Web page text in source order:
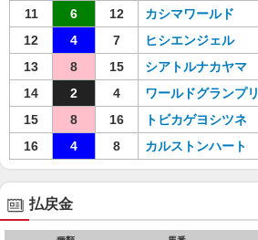
11
6 12 カシマワールド
12
4 7 ヒシエンジェル
13
8 15 シアトルナカヤマ
14
2 4 ワールドグランプリ
15
8 16 トビカゲヨシツネ
16
4 8 カルストンハート
払戻金